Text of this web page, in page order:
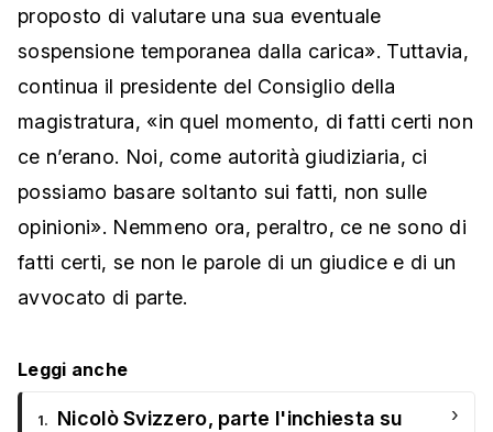
proposto di valutare una sua eventuale
sospensione temporanea dalla carica». Tuttavia,
continua il presidente del Consiglio della
magistratura, «in quel momento, di fatti certi non
ce n’erano. Noi, come autorità giudiziaria, ci
possiamo basare soltanto sui fatti, non sulle
opinioni». Nemmeno ora, peraltro, ce ne sono di
fatti certi, se non le parole di un giudice e di un
avvocato di parte.
Leggi anche
1.
Nicolò Svizzero, parte l'inchiesta su
›